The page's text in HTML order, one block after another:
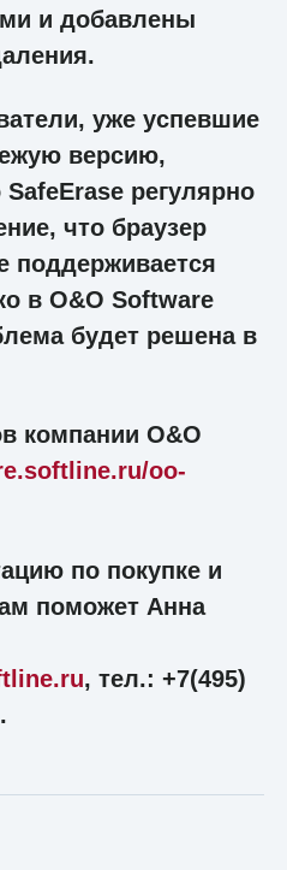
и добавлены
уже успевшие
версию,
регулярно
что браузер
поддерживается
в O&O Software
будет решена в
компании O&O
oo-
по покупке и
поможет Анна
, тел.: +7(495)